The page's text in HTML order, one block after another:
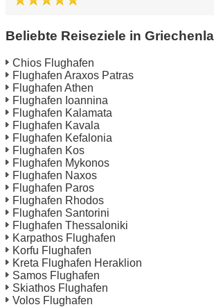
Beliebte Reiseziele in
Chios Flughafen
Flughafen Araxos Patras
Flughafen Athen
Flughafen Ioannina
Flughafen Kalamata
Flughafen Kavala
Flughafen Kefalonia
Flughafen Kos
Flughafen Mykonos
Flughafen Naxos
Flughafen Paros
Flughafen Rhodos
Flughafen Santorini
Flughafen Thessaloniki
Karpathos Flughafen
Korfu Flughafen
Kreta Flughafen Heraklion
Samos Flughafen
Skiathos Flughafen
Volos Flughafen